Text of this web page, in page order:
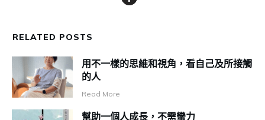
RELATED POSTS
用不一樣的思維和視角，看自己及所接觸
的人
Read More
幫助一個人成長，不需蠻力